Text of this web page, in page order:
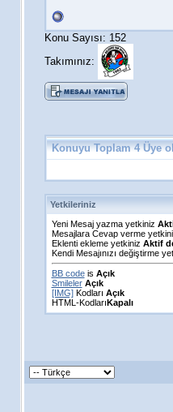
Konu Sayısı: 152
Takımınız:
Konuyu Toplam 4 Üye
Yetkileriniz
Yeni Mesaj yazma yetkiniz
Mesajlara Cevap verme
Eklenti ekleme yetkiniz Aktif
Kendi Mesajınızı değiştirme
BB codeis Açık
Smileler Açık
[IMG]Kodları Açık
HTML-KodlarıKapalı